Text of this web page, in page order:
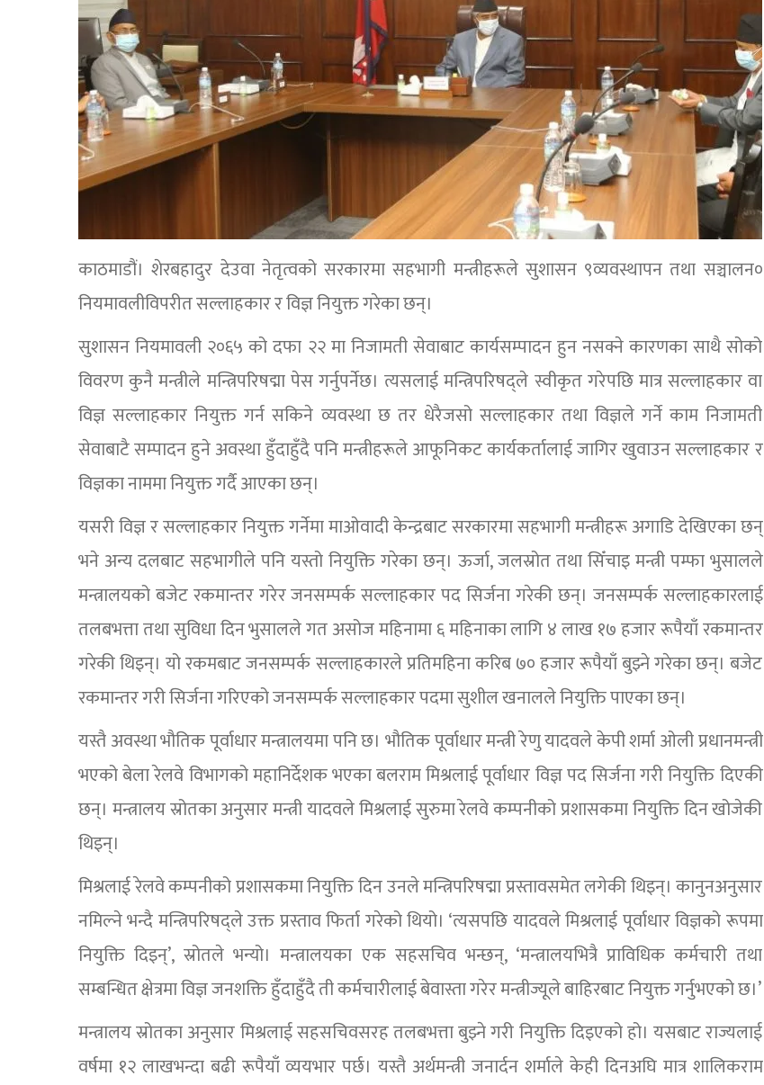
काठमाडौं। शेरबहादुर देउवा नेतृत्वको सरकारमा सहभागी मन्त्रीहरूले सुशासन ९व्यवस्थापन तथा सञ्चालन०
नियमावलीविपरीत सल्लाहकार र विज्ञ नियुक्त गरेका छन्।
सुशासन नियमावली २०६५ को दफा २२ मा निजामती सेवाबाट कार्यसम्पादन हुन नसक्ने कारणका साथै सोको
विवरण कुनै मन्त्रीले मन्त्रिपरिषद्मा पेस गर्नुपर्नेछ। त्यसलाई मन्त्रिपरिषद्ले स्वीकृत गरेपछि मात्र सल्लाहकार वा
विज्ञ सल्लाहकार नियुक्त गर्न सकिने व्यवस्था छ तर धेरैजसो सल्लाहकार तथा विज्ञले गर्ने काम निजामती
सेवाबाटै सम्पादन हुने अवस्था हुँदाहुँदै पनि मन्त्रीहरूले आफूनिकट कार्यकर्तालाई जागिर खुवाउन सल्लाहकार र
विज्ञका नाममा नियुक्त गर्दै आएका छन्।
यसरी विज्ञ र सल्लाहकार नियुक्त गर्नेमा माओवादी केन्द्रबाट सरकारमा सहभागी मन्त्रीहरू अगाडि देखिएका छन्
भने अन्य दलबाट सहभागीले पनि यस्तो नियुक्ति गरेका छन्। ऊर्जा, जलस्रोत तथा सिँचाइ मन्त्री पम्फा भुसालले
मन्त्रालयको बजेट रकमान्तर गरेर जनसम्पर्क सल्लाहकार पद सिर्जना गरेकी छन्। जनसम्पर्क सल्लाहकारलाई
तलबभत्ता तथा सुविधा दिन भुसालले गत असोज महिनामा ६ महिनाका लागि ४ लाख १७ हजार रूपैयाँ रकमान्तर
गरेकी थिइन्। यो रकमबाट जनसम्पर्क सल्लाहकारले प्रतिमहिना करिब ७० हजार रूपैयाँ बुझ्ने गरेका छन्। बजेट
रकमान्तर गरी सिर्जना गरिएको जनसम्पर्क सल्लाहकार पदमा सुशील खनालले नियुक्ति पाएका छन्।
यस्तै अवस्था भौतिक पूर्वाधार मन्त्रालयमा पनि छ। भौतिक पूर्वाधार मन्त्री रेणु यादवले केपी शर्मा ओली प्रधानमन्त्री
भएको बेला रेलवे विभागको महानिर्देशक भएका बलराम मिश्रलाई पूर्वाधार विज्ञ पद सिर्जना गरी नियुक्ति दिएकी
छन्। मन्त्रालय स्रोतका अनुसार मन्त्री यादवले मिश्रलाई सुरुमा रेलवे कम्पनीको प्रशासकमा नियुक्ति दिन खोजेकी
थिइन्।
मिश्रलाई रेलवे कम्पनीको प्रशासकमा नियुक्ति दिन उनले मन्त्रिपरिषद्मा प्रस्तावसमेत लगेकी थिइन्। कानुनअनुसार
नमिल्ने भन्दै मन्त्रिपरिषद्ले उक्त प्रस्ताव फिर्ता गरेको थियो। ‘त्यसपछि यादवले मिश्रलाई पूर्वाधार विज्ञको रूपमा
नियुक्ति दिइन्’, स्रोतले भन्यो। मन्त्रालयका एक सहसचिव भन्छन्, ‘मन्त्रालयभित्रै प्राविधिक कर्मचारी तथा
सम्बन्धित क्षेत्रमा विज्ञ जनशक्ति हुँदाहुँदै ती कर्मचारीलाई बेवास्ता गरेर मन्त्रीज्यूले बाहिरबाट नियुक्त गर्नुभएको छ।’
मन्त्रालय स्रोतका अनुसार मिश्रलाई सहसचिवसरह तलबभत्ता बुझ्ने गरी नियुक्ति दिइएको हो। यसबाट राज्यलाई
वर्षमा १२ लाखभन्दा बढी रूपैयाँ व्ययभार पर्छ। यस्तै अर्थमन्त्री जनार्दन शर्माले केही दिनअघि मात्र शालिकराम